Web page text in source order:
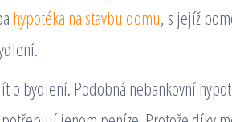
hypotéka na stavbu domu, s jejíž
o bydlení. Podobná nebankovní